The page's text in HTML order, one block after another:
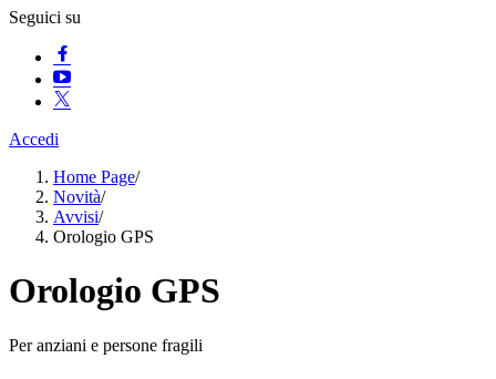
Seguici su
Accedi
Home Page/
Novità/
Avvisi/
Orologio GPS
Orologio GPS
Per anziani e persone fragili